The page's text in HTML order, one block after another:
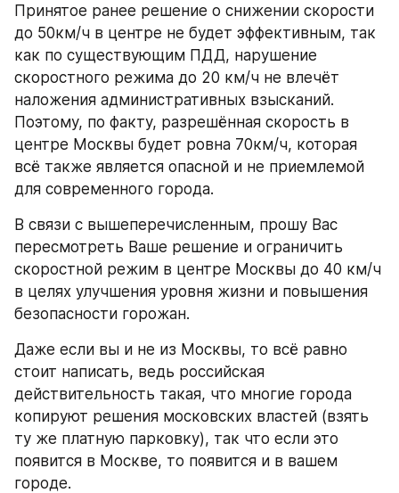
Принятое ранее решение о снижении скорости
до 50км/ч в центре не будет эффективным, так
как по существующим ПДД, нарушение
скоростного режима до 20 км/ч не влечёт
наложения административных взысканий.
Поэтому, по факту, разрешённая скорость в
центре Москвы будет ровна 70км/ч, которая
всё также является опасной и не приемлемой
для современного города.
В связи с вышеперечисленным, прошу Вас
пересмотреть Ваше решение и ограничить
скоростной режим в центре Москвы до 40 км/ч
в целях улучшения уровня жизни и повышения
безопасности горожан.
Даже если вы и не из Москвы, то всё равно
стоит написать, ведь российская
действительность такая, что многие города
копируют решения московских властей (взять
ту же платную парковку), так что если это
появится в Москве, то появится и в вашем
городе.